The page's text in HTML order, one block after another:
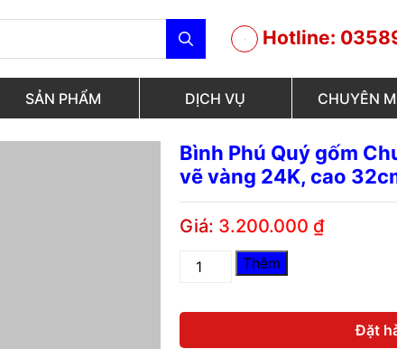
Hotline:
SẢN PHẨM DỊCH VỤ CHUYÊN
Bình Phú Quý gốm
vẽ vàng 24K, cao
Giá: 3.200.000 ₫
Bình
gốm
Thêm
Đặt